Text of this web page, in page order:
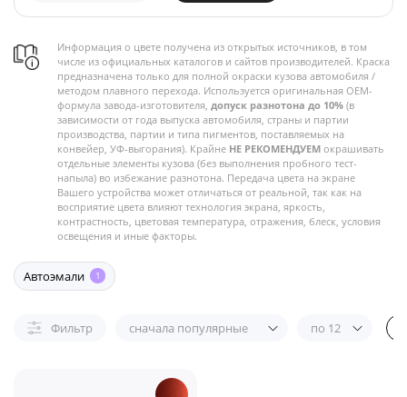
Информация о цвете получена из открытых источников, в том
числе из официальных каталогов и сайтов производителей. Краска
предназначена только для полной окраски кузова автомобиля /
методом плавного перехода. Используется оригинальная OEM-
формула завода-изготовителя, допуск разнотона до 10% (в
зависимости от года выпуска автомобиля, страны и партии
производства, партии и типа пигментов, поставляемых на
конвейер, УФ-выгорания). Крайне НЕ РЕКОМЕНДУЕМ окрашивать
отдельные элементы кузова (без выполнения пробного тест-
напыла) во избежание разнотона. Передача цвета на экране
Вашего устройства может отличаться от реальной, так как на
восприятие цвета влияют технология экрана, яркость,
контрастность, цветовая температура, отражения, блеск, условия
освещения и иные факторы.
Автоэмали 1
Фильтр сначала популярные по 12